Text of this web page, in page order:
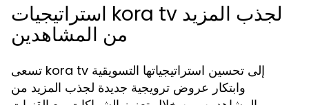
استراتيجيات kora tv لجذب المزيد
من المشاهدين
تسعى kora tv إلى تحسين استراتيجياتها التسويقية
وابتكار عروض ترويجية جديدة لجذب المزيد من